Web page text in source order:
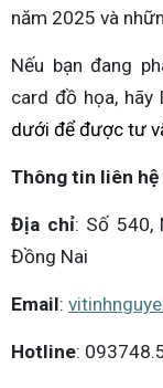
năm 2025 và
Nếu bạn đang
card đồ họa, hãy
dưới để được tư
Thông tin liên hệ
Địa chỉ: Số 540,
Đồng Nai
Email:
Hotline: